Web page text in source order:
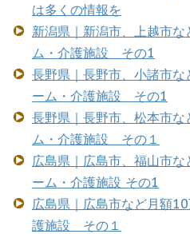
は多くの情報を
新潟県｜新潟市、上越市
ム・介護施設 その1
長野県｜長野市、小諸市
ーム・介護施設 その1
長野県｜長野市、松本市
ム・介護施設 その１
広島県｜広島市、福山市
ーム・介護施設 その1
広島県｜広島市など月額
護施設 その１